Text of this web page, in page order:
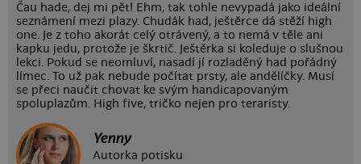
Čau hade, dej mi pět! Ehm, tak tohle nevypadá jako ideální
seznámení mezi plazy. Chudák had, ještěrce dá stěží high
one. Je z toho akorát celý otrávený, a to nemá v těle ani
kapku jedu, protože je škrtič. Ještěrka si koleduje o slušnou
lekci. Pokud se neomluví, nasadí jí rozladěný had pořádný
límec. To už pak nebude počítat prsty, ale andělíčky. Musí
se přeci naučit chovat ke svým handicapovaným
spoluplazům. High five, tričko nejen pro teraristy.
Yenny
Autorka potisku